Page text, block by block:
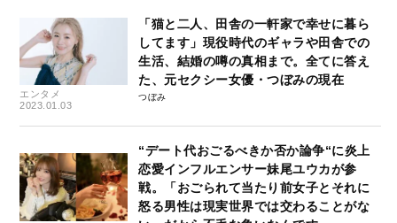
エンタメ
2023.01.03
「猫と二人、田舎の一軒家で幸せに暮ら
してます」現役時代のギャラや田舎での
生活、結婚の噂の真相まで。全てに答え
た、元セクシー女優・つぼみの現在
つぼみ
“デート代おごるべきか否か論争“に炎上
恋愛インフルエンサー妹尾ユウカが参
戦。「おごられて当たり前女子とそれに
怒る男性は現実世界では交わることがな